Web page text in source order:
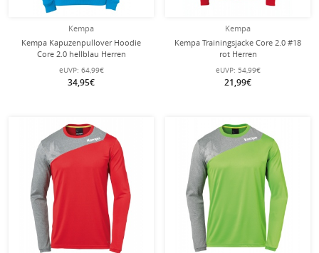
Kempa
Kempa Kapuzenpullover Hoodie
Core 2.0 hellblau Herren
eUVP: 64,99€
34,95€
Kempa
Kempa Trainingsjacke Core 2.0 #18
rot Herren
eUVP: 54,99€
21,99€